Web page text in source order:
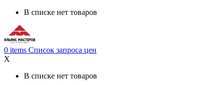
В списке нет товаров
0 items Список запроса цен
X
В списке нет товаров